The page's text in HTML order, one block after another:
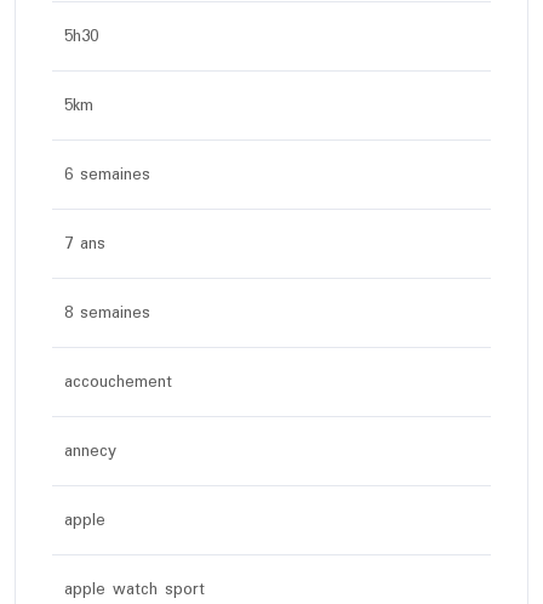
5h30
5km
6 semaines
7 ans
8 semaines
accouchement
annecy
apple
apple watch sport